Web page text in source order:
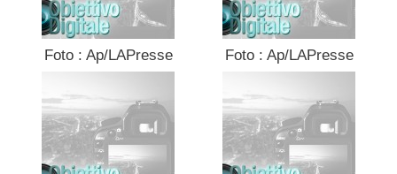
Foto : Ap/LAPresse Foto : Ap/LAPresse